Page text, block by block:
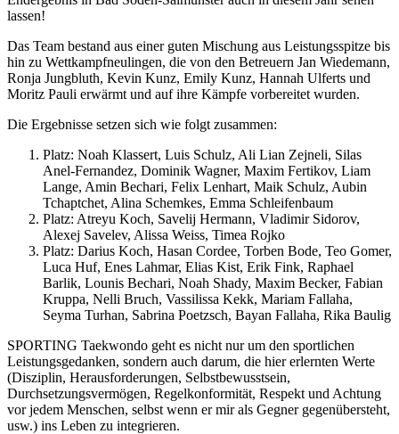
lassen!
Das Team bestand aus einer guten Mischung aus Leistungsspitze bis
hin zu Wettkampfneulingen, die von den Betreuern Jan Wiedemann,
Ronja Jungbluth, Kevin Kunz, Emily Kunz, Hannah Ulferts und
Moritz Pauli erwärmt und auf ihre Kämpfe vorbereitet wurden.
Die Ergebnisse setzen sich wie folgt zusammen:
Platz: Noah Klassert, Luis Schulz, Ali Lian Zejneli, Silas
Anel-Fernandez, Dominik Wagner, Maxim Fertikov, Liam
Lange, Amin Bechari, Felix Lenhart, Maik Schulz, Aubin
Tchaptchet, Alina Schemkes, Emma Schleifenbaum
Platz: Atreyu Koch, Savelij Hermann, Vladimir Sidorov,
Alexej Savelev, Alissa Weiss, Timea Rojko
Platz: Darius Koch, Hasan Cordee, Torben Bode, Teo Gomer,
Luca Huf, Enes Lahmar, Elias Kist, Erik Fink, Raphael
Barlik, Lounis Bechari, Noah Shady, Maxim Becker, Fabian
Kruppa, Nelli Bruch, Vassilissa Kekk, Mariam Fallaha,
Seyma Turhan, Sabrina Poetzsch, Bayan Fallaha, Rika Baulig
SPORTING Taekwondo geht es nicht nur um den sportlichen
Leistungsgedanken, sondern auch darum, die hier erlernten Werte
(Disziplin, Herausforderungen, Selbstbewusstsein,
Durchsetzungsvermögen, Regelkonformität, Respekt und Achtung
vor jedem Menschen, selbst wenn er mir als Gegner gegenübersteht,
usw.) ins Leben zu integrieren.